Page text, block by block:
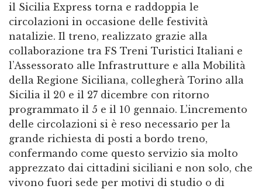
il Sicilia Express torna e raddoppia le
circolazioni in occasione delle festività
natalizie. Il treno, realizzato grazie alla
collaborazione tra FS Treni Turistici Italiani e
l’Assessorato alle Infrastrutture e alla Mobilità
della Regione Siciliana, collegherà Torino alla
Sicilia il 20 e il 27 dicembre con ritorno
programmato il 5 e il 10 gennaio. L’incremento
delle circolazioni si è reso necessario per la
grande richiesta di posti a bordo treno,
confermando come questo servizio sia molto
apprezzato dai cittadini siciliani e non solo, che
vivono fuori sede per motivi di studio o di